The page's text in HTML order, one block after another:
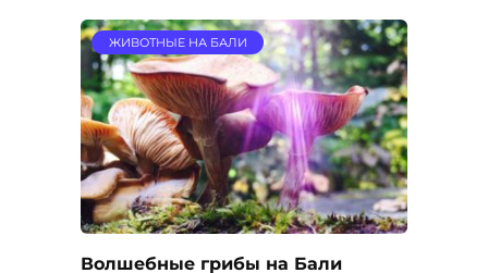
В Индонезии запрещены наркотики. Их
употребление карается
9.5к.
ЧЕМ ЗАНЯТЬСЯ